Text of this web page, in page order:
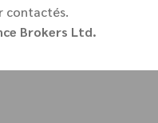
contactés.
Brokers Ltd.